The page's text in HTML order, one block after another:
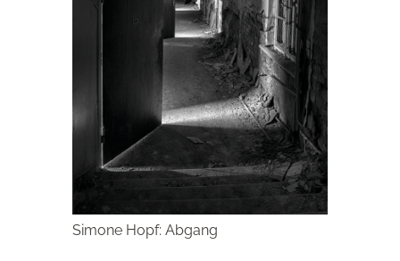
Simone Hopf: Abgang